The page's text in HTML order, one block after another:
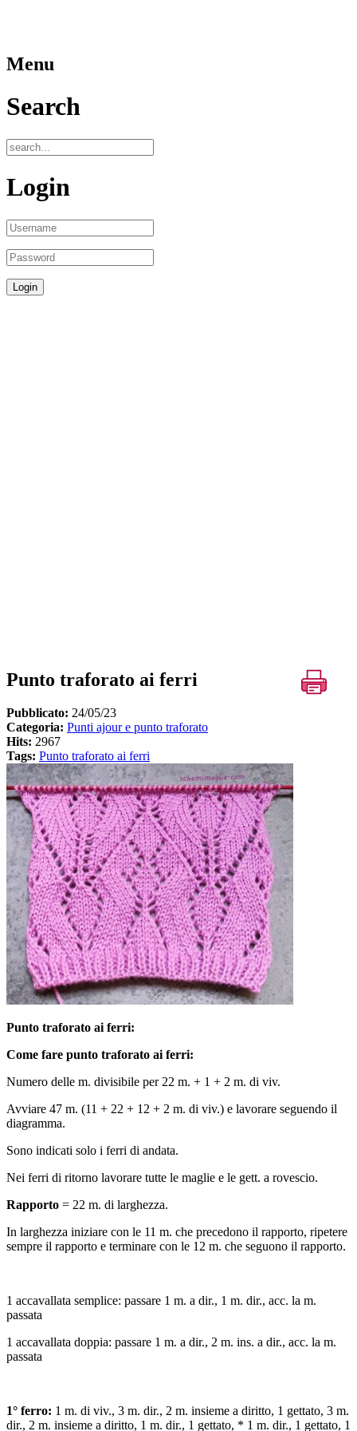
Menu
Search
Login
Punto traforato ai ferri
Pubblicato: 24/05/23
Categoria: Punti ajour e punto traforato
Hits: 2967
Tags: Punto traforato ai ferri
Punto traforato ai ferri:
Come fare punto traforato ai ferri:
Numero delle m. divisibile per 22 m. + 1 + 2 m. di viv.
Avviare 47 m. (11 + 22 + 12 + 2 m. di viv.) e lavorare seguendo il
diagramma.
Sono indicati solo i ferri di andata.
Nei ferri di ritorno lavorare tutte le maglie e le gett. a rovescio.
Rapporto = 22 m. di larghezza.
In larghezza iniziare con le 11 m. che precedono il rapporto, ripetere
sempre il rapporto e terminare con le 12 m. che seguono il rapporto.
1 accavallata semplice: passare 1 m. a dir., 1 m. dir., acc. la m.
passata
1 accavallata doppia: passare 1 m. a dir., 2 m. ins. a dir., acc. la m.
passata
1° ferro: 1 m. di viv., 3 m. dir., 2 m. insieme a diritto, 1 gettato, 3 m.
dir., 2 m. insieme a diritto, 1 m. dir., 1 gettato, * 1 m. dir., 1 gettato, 1